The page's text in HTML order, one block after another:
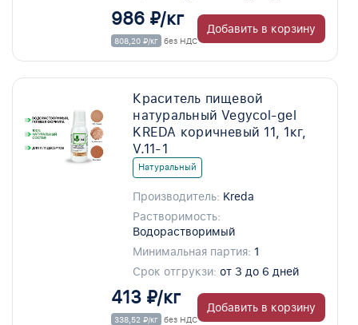
986 ₽/кг
808,20 ₽/кг без НДС
Добавить в корзину
Краситель пищевой
натуральный Vegycol-gel
KREDA коричневый 11, 1кг,
V.11-1
Натуральный
Производитель: Kreda
Растворимость:
Водорастворимый
Минимальная партия: 1
Срок отгрукзи: от 3 до 6 дней
413 ₽/кг
338,52 ₽/кг без НДС
Добавить в корзину